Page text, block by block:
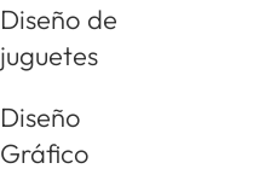
Diseño de
juguetes
Diseño
Gráfico